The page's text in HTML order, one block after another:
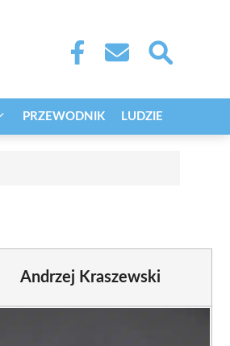
PRZEWODNIK LUDZIE
Andrzej Kraszewski